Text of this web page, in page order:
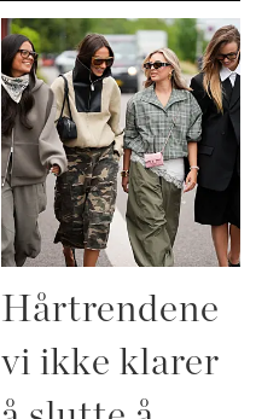
Hårtrendene
vi ikke klarer